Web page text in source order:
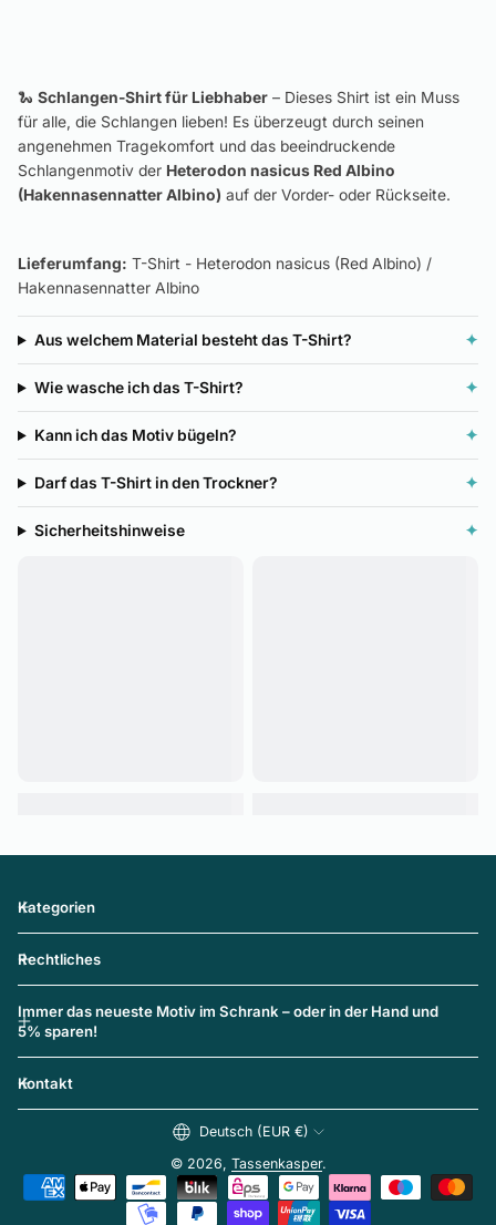
🐍 Schlangen-Shirt für Liebhaber – Dieses Shirt ist ein Muss
für alle, die Schlangen lieben! Es überzeugt durch seinen
angenehmen Tragekomfort und das beeindruckende
Schlangenmotiv der Heterodon nasicus Red Albino
(Hakennasennatter Albino) auf der Vorder- oder Rückseite.
Lieferumfang: T-Shirt - Heterodon nasicus (Red Albino) /
Hakennasennatter Albino
Aus welchem Material besteht das T-Shirt? ✦
Wie wasche ich das T-Shirt? ✦
Kann ich das Motiv bügeln? ✦
Darf das T-Shirt in den Trockner? ✦
Sicherheitshinweise ✦
Kategorien
Rechtliches
Immer das neueste Motiv im Schrank – oder in der Hand und
5% sparen!
Kontakt
Deutsch (EUR €)
© 2026, Tassenkasper.